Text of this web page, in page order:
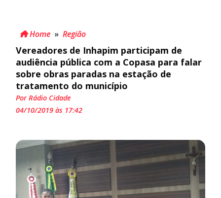
Home » Região
Vereadores de Inhapim participam de
audiência pública com a Copasa para falar
sobre obras paradas na estação de
tratamento do município
Por Rádio Cidade
04/10/2019 às 17:42